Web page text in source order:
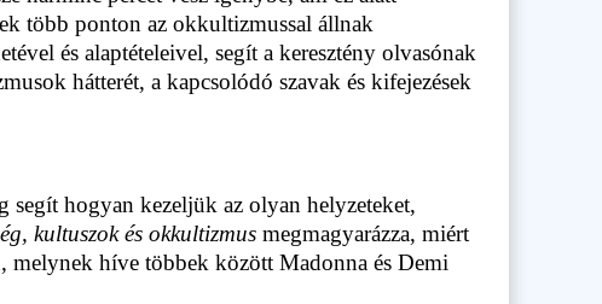
több ponton az okkultizmussal állnak
és alaptételeivel, segít a keresztény olvasónak
hátterét, a kapcsolódó szavak és kifejezések
hogyan kezeljük az olyan helyzeteket,
kultuszok és okkultizmus megmagyarázza, miért
híve többek között Madonna és Demi